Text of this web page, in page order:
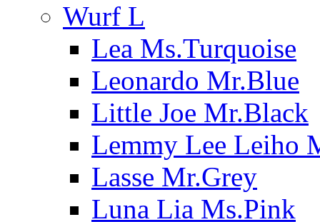
Wurf L
Lea Ms.Turquoise
Leonardo Mr.Blue
Little Joe Mr.Black
Lemmy Lee Leiho
Lasse Mr.Grey
Luna Lia Ms.Pink